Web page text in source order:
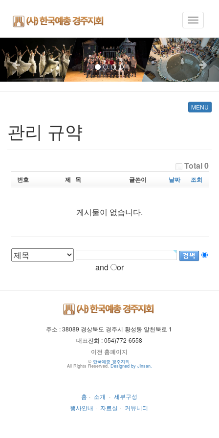
Toggle
Previous
MENU
관리 규약
Total 0
번호 제 목 글쓴이 날짜 조회
게시물이 없습니다.
and or
주소 : 38089 경상북도 경주시 황성동 알천북로 1
대표전화 : 054)772-6558
이전 홈페이지
© 한국예총 경주지회.
All Rights Reserved. Designed by Jinsan.
홈 · 소개 · 세부구성
행사안내 · 자료실 · 커뮤니티